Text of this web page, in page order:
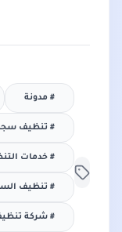
# مدونة
# تنظيف
# خدمات
# تنظيف
# شركة